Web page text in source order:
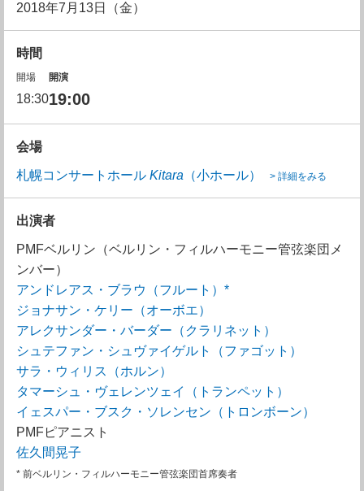
2018年7月13日（金）
時間
開場
18:30
開演
19:00
会場
札幌コンサートホール Kitara （小ホール） > 詳細をみる
出演者
PMFベルリン（ベルリン・フィルハーモニー管弦楽団メ
ンバー）
アンドレアス・ブラウ（フルート）*
ジョナサン・ケリー（オーボエ）
アレクサンダー・バーダー（クラリネット）
シュテファン・シュヴァイゲルト（ファゴット）
サラ・ウィリス（ホルン）
タマーシュ・ヴェレンツェイ（トランペット）
イェスパー・ブスク・ソレンセン（トロンボーン）
PMFピアニスト
佐久間晃子
* 前ベルリン・フィルハーモニー管弦楽団首席奏者